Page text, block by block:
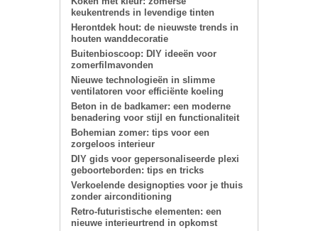
keukentrends in levendige tinten
Herontdek hout: de nieuwste trends in
houten wanddecoratie
Buitenbioscoop: DIY ideeën voor
zomerfilmavonden
Nieuwe technologieën in slimme
ventilatoren voor efficiënte koeling
Beton in de badkamer: een moderne
benadering voor stijl en functionaliteit
Bohemian zomer: tips voor een
zorgeloos interieur
DIY gids voor gepersonaliseerde plexi
geboorteborden: tips en tricks
Verkoelende designopties voor je thuis
zonder airconditioning
Retro-futuristische elementen: een
nieuwe interieurtrend in opkomst